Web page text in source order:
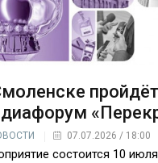
07.07.2026 / 18:00
состоится 10